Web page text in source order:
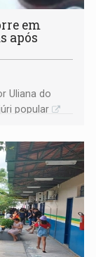
em
após
Uliana do
popular